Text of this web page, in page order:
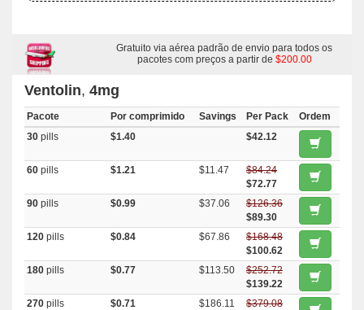
Gratuito via aérea padrão de envio para todos os
pacotes com preços a partir de $200.00
Ventolin, 4mg
Pacote Por comprimido Savings Per Pack
Ordem
30 pills $1.40 $42.12
60 pills $1.21 $11.47
$84.24
$72.77
90 pills $0.99 $37.06
$126.36
$89.30
120 pills $0.84 $67.86
$168.48
$100.62
180 pills $0.77 $113.50
$252.72
$139.22
270 pills $0.71 $186.11
$379.08